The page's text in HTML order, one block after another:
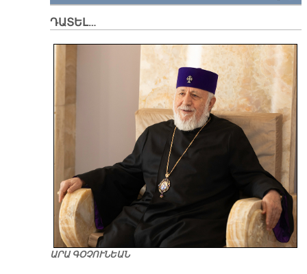
ԴԱՏԵԼ…
ԱՐԱ ԳՕՉՈՒՆԵԱՆ